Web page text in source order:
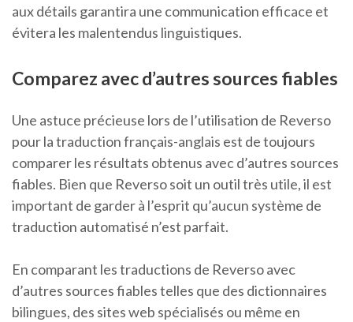
aux détails garantira une communication efficace et
évitera les malentendus linguistiques.
Comparez avec d’autres sources fiables
Une astuce précieuse lors de l’utilisation de Reverso
pour la traduction français-anglais est de toujours
comparer les résultats obtenus avec d’autres sources
fiables. Bien que Reverso soit un outil très utile, il est
important de garder à l’esprit qu’aucun système de
traduction automatisé n’est parfait.
En comparant les traductions de Reverso avec
d’autres sources fiables telles que des dictionnaires
bilingues, des sites web spécialisés ou même en